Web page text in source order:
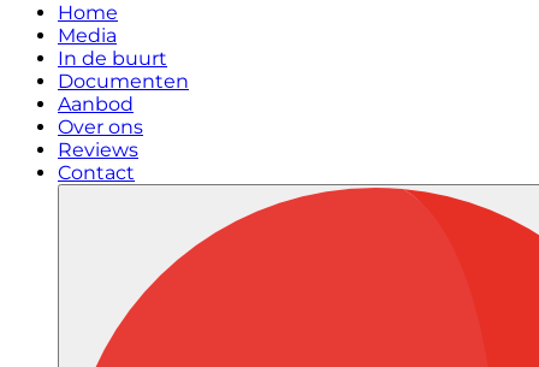
Home
Media
In de buurt
Documenten
Aanbod
Over ons
Reviews
Contact